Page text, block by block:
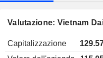
Valutazione: Vietnam
Capitalizzazione